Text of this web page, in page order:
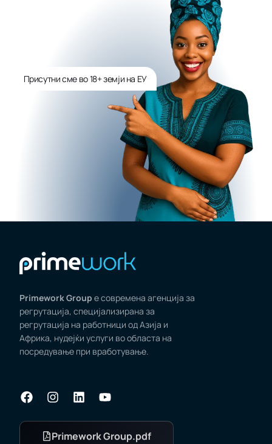
Присутни сме во 18+ земји на ЕУ
Primework Group е современа агенција за
регрутација, специјализирана за
регрутација на работници од Азија и
Африка, нудејќи услуги во областа на
посредување при вработување.
Primework Group.pdf